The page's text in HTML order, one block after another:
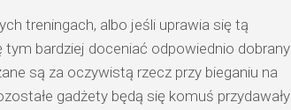
treningach, albo jeśli uprawia się tą
bardziej doceniać odpowiednio dobrany
są za oczywistą rzecz przy bieganiu na
gadżety będą się komuś przydawały